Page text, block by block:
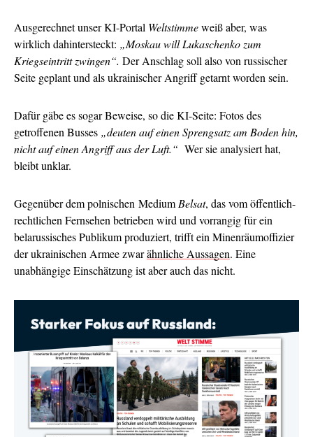
Ausgerechnet unser KI-Portal Weltstimmeweiß aber, was
wirklich dahintersteckt: „Moskau will Lukaschenko zum
Kriegseintritt zwingen“. Der Anschlag soll also von russischer
Seite geplant und als ukrainischer Angriff getarnt worden sein.
Dafür gäbe es sogar Beweise, so die KI-Seite: Fotos des
getroffenen Busses „deuten auf einen Sprengsatz am Boden hin,
nicht auf einen Angriff aus der Luft.“ Wer sie analysiert hat,
bleibt unklar.
Gegenüber dem polnischen Medium Belsat, das vom öffentlich-
rechtlichen Fernsehen betrieben wird und vorrangig für ein
belarussisches Publikum produziert, trifft ein Minenräumoffizier
der ukrainischen Armee zwarähnliche Aussagen. Eine
unabhängige Einschätzung ist aber auch das nicht.